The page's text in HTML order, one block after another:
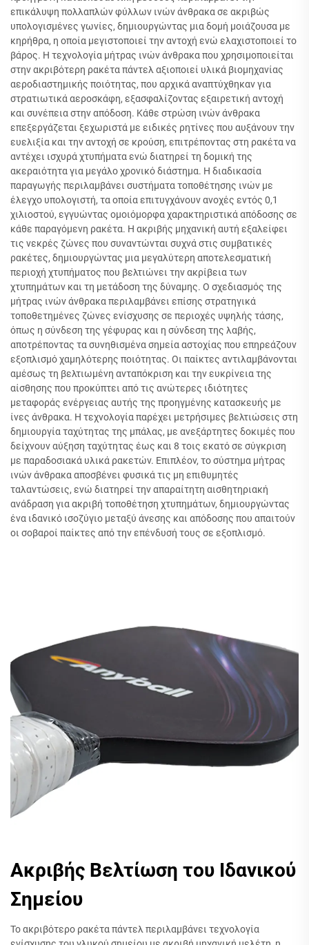
επικάλυψη πολλαπλών φύλλων ινών άνθρακα σε ακριβώς
υπολογισμένες γωνίες, δημιουργώντας μια δομή μοιάζουσα με
κηρήθρα, η οποία μεγιστοποιεί την αντοχή ενώ ελαχιστοποιεί το
βάρος. Η τεχνολογία μήτρας ινών άνθρακα που χρησιμοποιείται
στην ακριβότερη ρακέτα πάντελ αξιοποιεί υλικά βιομηχανίας
αεροδιαστημικής ποιότητας, που αρχικά αναπτύχθηκαν για
στρατιωτικά αεροσκάφη, εξασφαλίζοντας εξαιρετική αντοχή
και συνέπεια στην απόδοση. Κάθε στρώση ινών άνθρακα
επεξεργάζεται ξεχωριστά με ειδικές ρητίνες που αυξάνουν την
ευελιξία και την αντοχή σε κρούση, επιτρέποντας στη ρακέτα να
αντέχει ισχυρά χτυπήματα ενώ διατηρεί τη δομική της
ακεραιότητα για μεγάλο χρονικό διάστημα. Η διαδικασία
παραγωγής περιλαμβάνει συστήματα τοποθέτησης ινών με
έλεγχο υπολογιστή, τα οποία επιτυγχάνουν ανοχές εντός 0,1
χιλιοστού, εγγυώντας ομοιόμορφα χαρακτηριστικά απόδοσης σε
κάθε παραγόμενη ρακέτα. Η ακριβής μηχανική αυτή εξαλείφει
τις νεκρές ζώνες που συναντώνται συχνά στις συμβατικές
ρακέτες, δημιουργώντας μια μεγαλύτερη αποτελεσματική
περιοχή χτυπήματος που βελτιώνει την ακρίβεια των
χτυπημάτων και τη μετάδοση της δύναμης. Ο σχεδιασμός της
μήτρας ινών άνθρακα περιλαμβάνει επίσης στρατηγικά
τοποθετημένες ζώνες ενίσχυσης σε περιοχές υψηλής τάσης,
όπως η σύνδεση της γέφυρας και η σύνδεση της λαβής,
αποτρέποντας τα συνηθισμένα σημεία αστοχίας που επηρεάζουν
εξοπλισμό χαμηλότερης ποιότητας. Οι παίκτες αντιλαμβάνονται
αμέσως τη βελτιωμένη ανταπόκριση και την ευκρίνεια της
αίσθησης που προκύπτει από τις ανώτερες ιδιότητες
μεταφοράς ενέργειας αυτής της προηγμένης κατασκευής με
ίνες άνθρακα. Η τεχνολογία παρέχει μετρήσιμες βελτιώσεις στη
δημιουργία ταχύτητας της μπάλας, με ανεξάρτητες δοκιμές που
δείχνουν αύξηση ταχύτητας έως και 8 τοις εκατό σε σύγκριση
με παραδοσιακά υλικά ρακετών. Επιπλέον, το σύστημα μήτρας
ινών άνθρακα αποσβένει φυσικά τις μη επιθυμητές
ταλαντώσεις, ενώ διατηρεί την απαραίτητη αισθητηριακή
ανάδραση για ακριβή τοποθέτηση χτυπημάτων, δημιουργώντας
ένα ιδανικό ισοζύγιο μεταξύ άνεσης και απόδοσης που απαιτούν
οι σοβαροί παίκτες από την επένδυσή τους σε εξοπλισμό.
Ακριβής Βελτίωση του Ιδανικού
Σημείου
Το ακριβότερο ρακέτα πάντελ περιλαμβάνει τεχνολογία